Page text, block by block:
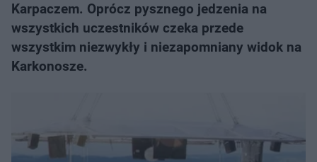
Karpaczem. Oprócz pysznego jedzenia na
wszystkich uczestników czeka przede
wszystkim niezwykły i niezapomniany widok na
Karkonosze.